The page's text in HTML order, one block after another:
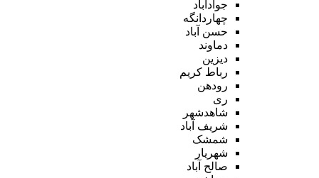
جوادآباد
چهاردانگه
حسن آباد
دماوند
دیزین
رباط کریم
رودهن
ری
شاهدشهر
شریف آباد
شمشک
شهریار
صالح آباد